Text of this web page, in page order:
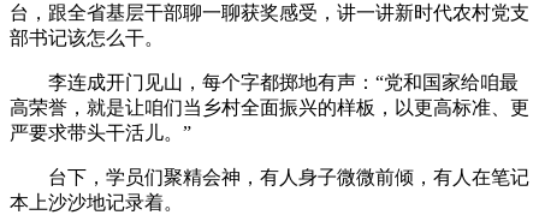
台，跟全省基层干部聊一聊获奖感受，讲一讲新时代农村党支
部书记该怎么干。
李连成开门见山，每个字都掷地有声：“党和国家给咱最
高荣誉，就是让咱们当乡村全面振兴的样板，以更高标准、更
严要求带头干活儿。”
台下，学员们聚精会神，有人身子微微前倾，有人在笔记
本上沙沙地记录着。